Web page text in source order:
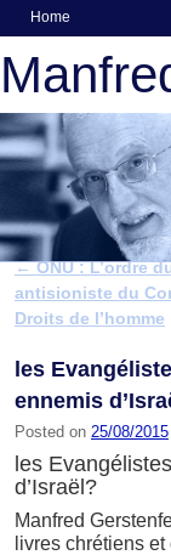
Home
Post navigation
←ONU : L’ordre
antisioniste du
Droits de l’homme
les
ennemis
Posted on 25/08/2015
les
d’Israël?
Manfred
livres chrétiens